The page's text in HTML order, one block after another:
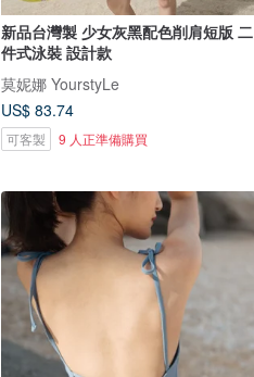
新品台灣製 少女灰黑配色削肩短版 二
件式泳裝 設計款
莫妮娜 YourstyLe
US$ 83.74
可客製 9 人正準備購買